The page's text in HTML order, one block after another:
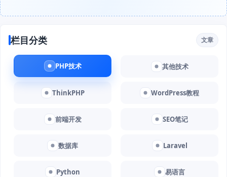
栏目分类 文章
PHP技术 其他技术
ThinkPHP WordPress教程
前端开发 SEO笔记
数据库 Laravel
Python 易语言